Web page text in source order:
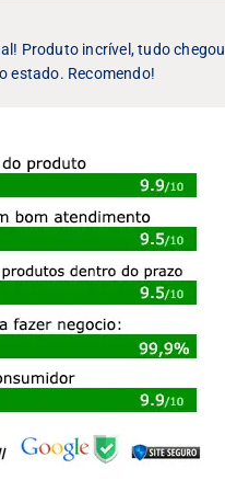
Produto incrível, tudo chegou
estado. Recomendo!